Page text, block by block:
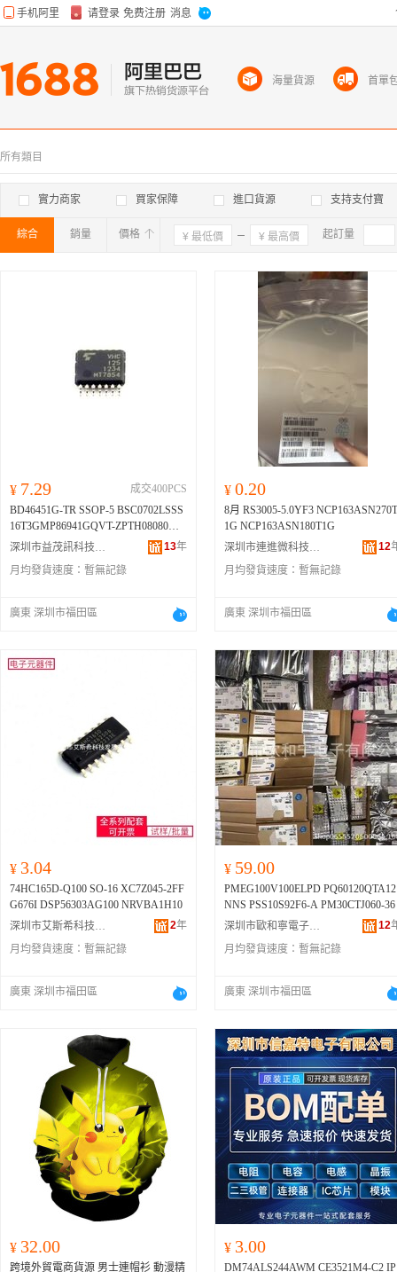
所有類目
實力商家 買家保障 進口貨源 支持支付寶
綜合 銷量 價格 確定 起訂量
¥ 7.29
成交400PCS
BD46451G-TR SSOP-5 BSC0702LSSS
16T3GMP86941GQVT-ZPTH08080WA
HS
深圳市益茂訊科技有限公司 13年
月均發貨速度： 暫無記錄
廣東 深圳市福田區
¥ 0.20
8月 RS3005-5.0YF3 NCP163ASN270T
1G NCP163ASN180T1G
深圳市連進微科技有限公司
12
月均發貨速度： 暫無記錄
廣東 深圳市福田區
¥ 3.04
74HC165D-Q100 SO-16 XC7Z045-2FF
G676I DSP56303AG100 NRVBA1H10
深圳市艾斯希科技發展有限公司
2年
月均發貨速度： 暫無記錄
廣東 深圳市福田區
¥ 59.00
PMEG100V100ELPD PQ60120QTA12
NNS PSS10S92F6-A PM30CTJ060-36
深圳市歐和寧電子有限公司
12
月均發貨速度： 暫無記錄
廣東 深圳市福田區
¥ 32.00
跨境外貿電商貨源 男士連帽衫 動漫精
¥ 3.00
DM74ALS244AWM CE3521M4-C2 IP
海量貨源 首單